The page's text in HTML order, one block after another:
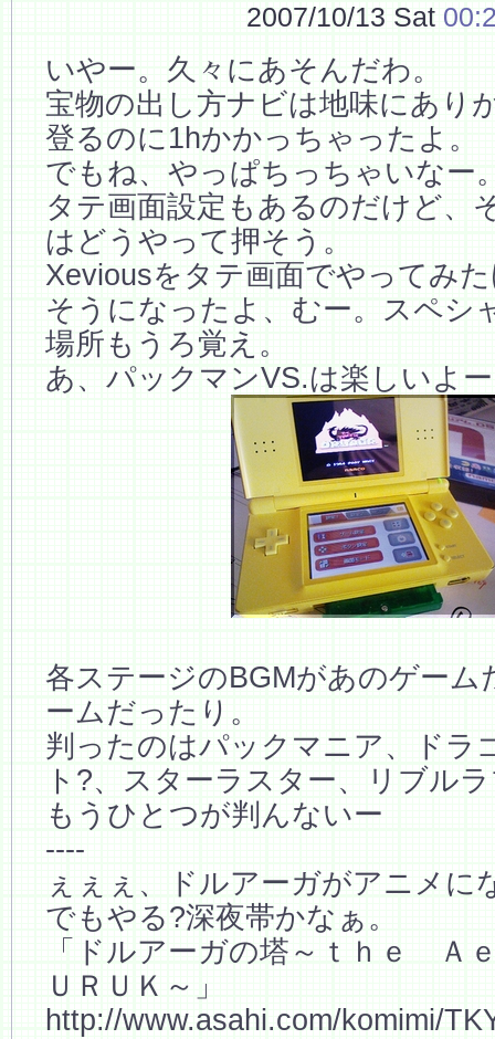
2007/10/13 Sat
いやー。久々にあそんだわ。
宝物の出し方ナビは地味にあり
登るのに1hかかっちゃったよ。
でもね、やっぱちっちゃいなー
タテ画面設定もあるのだけど、
はどうやって押そう。
Xeviousをタテ画面でやってみ
そうになったよ、むー。スペシ
場所もうろ覚え。
あ、パックマンVS.は楽しいよー
各ステージのBGMがあのゲーム
ームだったり。
判ったのはパックマニア、ドラ
ト?、スターラスター、リブル
もうひとつが判んないー
----
ぇぇぇ、ドルアーガがアニメに
でもやる?深夜帯かなぁ。
「ドルアーガの塔～ｔｈｅ
ＵＲＵＫ～」
http://www.asahi.com/komimi/